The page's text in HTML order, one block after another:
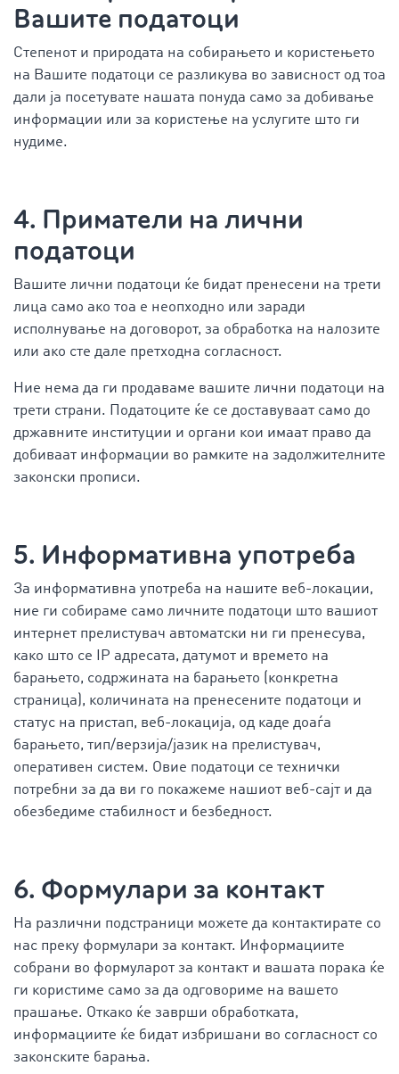
Вашите податоци
Степенот и природата на собирањето и користењето
на Вашите податоци се разликува во зависност од тоа
дали ја посетувате нашата понуда само за добивање
информации или за користење на услугите што ги
нудиме.
4. Приматели на лични
податоци
Вашите лични податоци ќе бидат пренесени на трети
лица само ако тоа е неопходно или заради
исполнување на договорот, за обработка на налозите
или ако сте дале претходна согласност.
Ние нема да ги продаваме вашите лични податоци на
трети страни. Податоците ќе се доставуваат само до
државните институции и органи кои имаат право да
добиваат информации во рамките на задолжителните
законски прописи.
5. Информативна употреба
За информативна употреба на нашите веб-локации,
ние ги собираме само личните податоци што вашиот
интернет прелистувач автоматски ни ги пренесува,
како што се IP адресата, датумот и времето на
барањето, содржината на барањето (конкретна
страница), количината на пренесените податоци и
статус на пристап, веб-локација, од каде доаѓа
барањето, тип/верзија/јазик на прелистувач,
оперативен систем. Овие податоци се технички
потребни за да ви го покажеме нашиот веб-сајт и да
обезбедиме стабилност и безбедност.
6. Формулари за контакт
На различни подстраници можете да контактирате со
нас преку формулари за контакт. Информациите
собрани во формуларот за контакт и вашата порака ќе
ги користиме само за да одговориме на вашето
прашање. Откако ќе заврши обработката,
информациите ќе бидат избришани во согласност со
законските барања.